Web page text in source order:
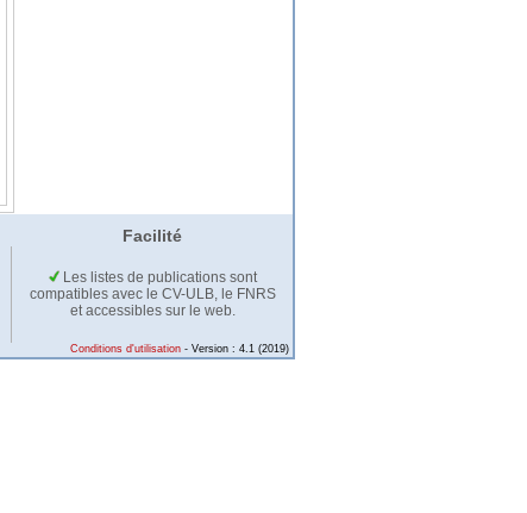
Facilité
Les listes de publications sont
compatibles avec le CV-ULB, le FNRS
et accessibles sur le web.
Conditions d'utilisation - Version : 4.1 (2019)